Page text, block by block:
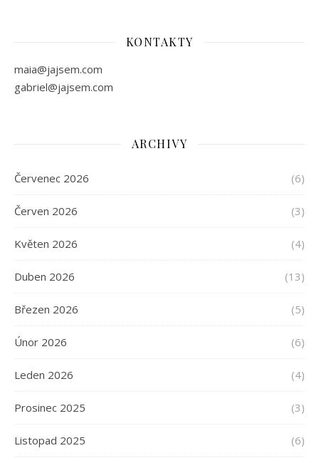
KONTAKTY
maia@jajsem.com
gabriel@jajsem.com
ARCHIVY
Červenec 2026 (6)
Červen 2026 (3)
Květen 2026 (4)
Duben 2026 (13)
Březen 2026 (5)
Únor 2026 (6)
Leden 2026 (4)
Prosinec 2025 (3)
Listopad 2025 (6)